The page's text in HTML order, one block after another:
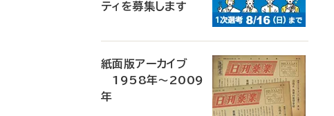
ティを募集します
紙面版アーカイブ
1958年～2009
年